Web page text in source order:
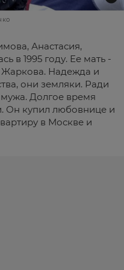
Анастасия,
в 1995 году. Ее мать -
Надежда и
они земляки. Ради
Долгое время
Он купил любовнице и
в Москве и